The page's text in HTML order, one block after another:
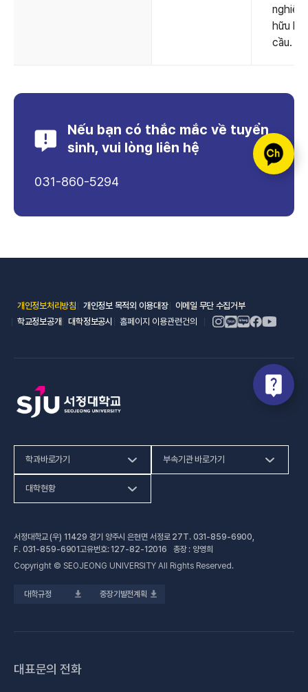
hữu kỹ
cầu.
Nếu bạn có thắc mắc về tuyển
sinh, vui lòng liên hệ
031-860-5294
개인정보처리방침(새 창 열림)
개인정보 목적외 이용대장(새 창 열림)
이메일 무단 수집거부(새 창 열림)
학교정보공개(새 창 열림)
대학정보공시(새 창 열림)
홈페이지 이용관련건의
학과바로가기
인문사회계열
공학계열
전문기술석사
부속기관 바로가기
건강증진센터(새 창 열림)
교육혁신지원센터(새 창 열림)
대학현황
대학정보공시(새 창 열림)
업무추진비 사용내역
법정위원회 회의록
대학규정 중장기발전계획
서정대학교 (우) 11429 경기 양주시 은현면 서정로 27T. 031-859-6900
F. 031-859-6901고유번호: 127-82-12016 총장 : 양영희
Copyright © SEOJEONG UNIVERSITY All Rights Reserved.
대표문의 전화